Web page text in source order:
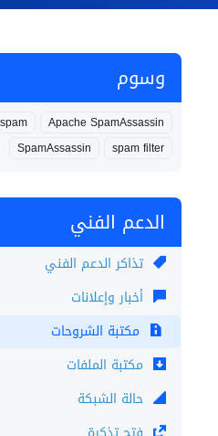
وسوم
Apache SpamAssassin
spam
spam filter
SpamAssassin
الدعم الفني
تذاكر الدعم الفني
أخبار وإعلانات
مكتبة الشروحات
مكتبة الملفات
حالة الشبكة